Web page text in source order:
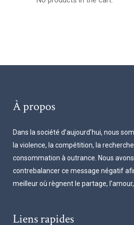
À propos
Dans la société d’aujourd’hui, nous
la violence, la compétition, la
consommation à outrance. Nous
contrebalancer ce message négatif
meilleur où règnent le partage, l’amour,
Liens rapides